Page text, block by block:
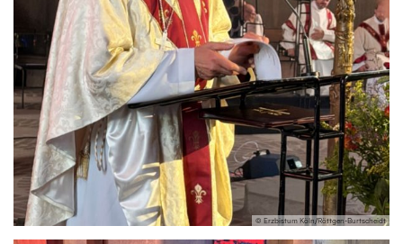
© Erzbistum Köln/Röttgen-Burtscheidt